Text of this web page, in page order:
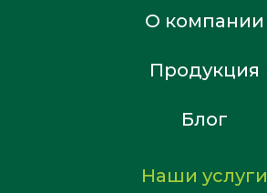
Наши услуги
Продукция
Блог
О компании